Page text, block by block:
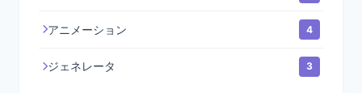
アニメーション 4
ジェネレータ 3